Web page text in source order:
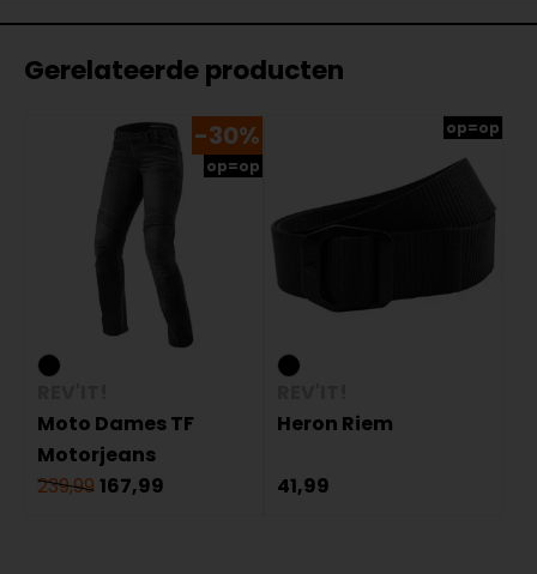
Gerelateerde producten
-30%
op=op
Moto Dames TF
Motorjeans
239,99167,99
op=op
Heron Riem
41,99